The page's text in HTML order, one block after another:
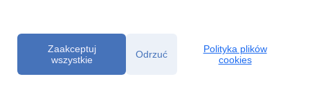
6689563.jpg
Zaakceptuj
wszystkie
Odrzuć
Polityka plików
cookies